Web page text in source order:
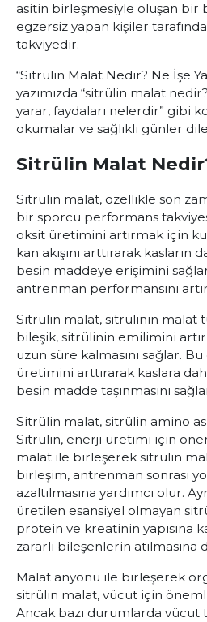
asitin birleşmesiyle oluşan bir
egzersiz yapan kişiler
takviyedir.
“Sitrülin Malat Nedir? Ne İşe
yazımızda “sitrülin malat
yarar, faydaları nelerdir” gibi
okumalar ve sağlıklı günler
Sitrülin Malat
Sitrülin malat, özellikle son
bir sporcu performans
oksit üretimini artırmak için
kan akışını arttırarak kasların
besin maddeye erişimini
antrenman performansını
Sitrülin malat, sitrülinin malat
bileşik, sitrülinin emilimini
uzun süre kalmasını sağlar.
üretimini arttırarak kaslara
besin madde taşınmasını
Sitrülin malat, sitrülin amino
Sitrülin, enerji üretimi için
malat ile birleşerek sitrülin
birleşim, antrenman sonrası
azaltılmasına yardımcı olur.
üretilen esansiyel olmayan
protein ve kreatinin yapısına
zararlı bileşenlerin atılmasına
Malat anyonu ile birleşerek
sitrülin malat, vücut için
Ancak bazı durumlarda vücut